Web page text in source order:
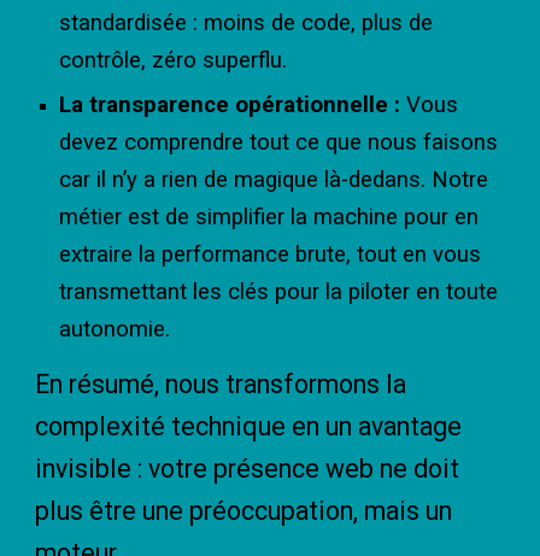
standardisée : moins de code, plus de
contrôle, zéro superflu.
La transparence opérationnelle : Vous
devez comprendre tout ce que nous faisons
car il n’y a rien de magique là-dedans. Notre
métier est de simplifier la machine pour en
extraire la performance brute, tout en vous
transmettant les clés pour la piloter en toute
autonomie.
En résumé, nous transformons la
complexité technique en un avantage
invisible : votre présence web ne doit
plus être une préoccupation, mais un